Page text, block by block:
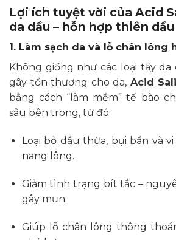
Lợi ích tuyệt vời của Acid
da dầu – hỗn hợp thiên dầu
1. Làm sạch da và lỗ chân lông
Không giống như các loại tẩy
gây tổn thương cho da, Acid
bằng cách “làm mềm” tế bào
sâu bên trong, từ đó:
Loại bỏ dầu thừa, bụi bẩn và
nang lông.
Giảm tình trạng bít tắc –
gây mụn.
Giúp lỗ chân lông thông